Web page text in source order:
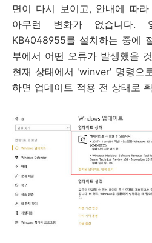
면이 다시 보이고, 안내에 따
아무런 변화가 없습니다.
KB4048955를 설치하는 중에
부에서 어떤 오류가 발생했을
현재 상태에서 'winver' 명령으
하면 업데이트 적용 전 상태로